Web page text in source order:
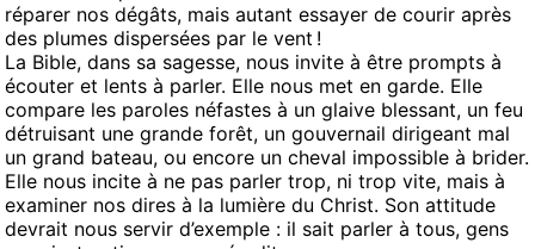
réparer nos dégâts, mais autant essayer de courir après
des plumes dispersées par le vent !
La Bible, dans sa sagesse, nous invite à être prompts à
écouter et lents à parler. Elle nous met en garde. Elle
compare les paroles néfastes à un glaive blessant, un feu
détruisant une grande forêt, un gouvernail dirigeant mal
un grand bateau, ou encore un cheval impossible à brider.
Elle nous incite à ne pas parler trop, ni trop vite, mais à
examiner nos dires à la lumière du Christ. Son attitude
devrait nous servir d’exemple : il sait parler à tous, gens